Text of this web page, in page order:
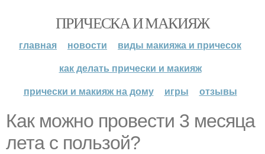
ПРИЧЕСКА И МАКИЯЖ
главная новости
виды макияжа и причесок
как делать прически и макияж
прически и макияж на дому
игры отзывы
Как можно провести 3 месяца
лета с пользой?